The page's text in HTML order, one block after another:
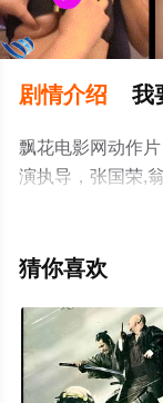
剧情介绍 我
飘花电影网动作
演执导，张国荣,
精彩演绎的中国
影、电视猫或剧情
猜你喜欢